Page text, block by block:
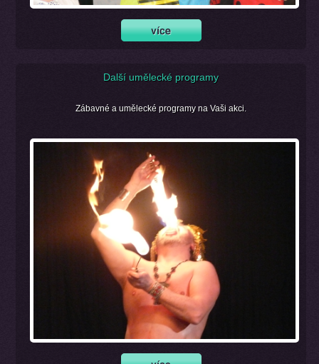
Další umělecké programy
Zábavné a umělecké programy na Vaši akci.